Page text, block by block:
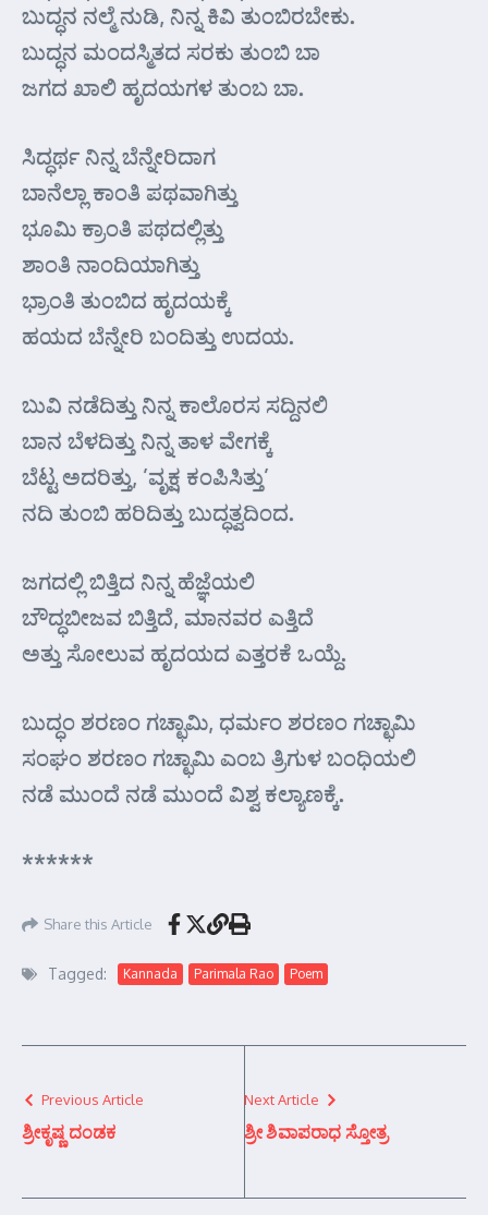
ಬುದ್ಧನ ನಲ್ಮೆ ನುಡಿ, ನಿನ್ನ ಕಿವಿ ತುಂಬಿರಬೇಕು.
ಬುದ್ಧನ ಮಂದಸ್ಮಿತದ ಸರಕು ತುಂಬಿ ಬಾ
ಜಗದ ಖಾಲಿ ಹೃದಯಗಳ ತುಂಬ ಬಾ.
ಸಿದ್ಧರ್ಥ ನಿನ್ನ ಬೆನ್ನೇರಿದಾಗ
ಬಾನೆಲ್ಲಾ ಕಾಂತಿ ಪಥವಾಗಿತ್ತು
ಭೂಮಿ ಕ್ರಾಂತಿ ಪಥದಲ್ಲಿತ್ತು
ಶಾಂತಿ ನಾಂದಿಯಾಗಿತ್ತು
ಭ್ರಾಂತಿ ತುಂಬಿದ ಹೃದಯಕ್ಕೆ
ಹಯದ ಬೆನ್ನೇರಿ ಬಂದಿತ್ತು ಉದಯ.
ಬುವಿ ನಡೆದಿತ್ತು ನಿನ್ನ ಕಾಲೊರಸ ಸದ್ದಿನಲಿ
ಬಾನ ಬೆಳದಿತ್ತು ನಿನ್ನ ತಾಳ ವೇಗಕ್ಕೆ
ಬೆಟ್ಟ ಅದರಿತ್ತು, ’ವೃಕ್ಷ ಕಂಪಿಸಿತ್ತು’
ನದಿ ತುಂಬಿ ಹರಿದಿತ್ತು ಬುದ್ಧತ್ವದಿಂದ.
ಜಗದಲ್ಲಿ ಬಿತ್ತಿದ ನಿನ್ನ ಹೆಜ್ಞೆಯಲಿ
ಬೌದ್ಧಬೀಜವ ಬಿತ್ತಿದೆ, ಮಾನವರ ಎತ್ತಿದೆ
ಅತ್ತು ಸೋಲುವ ಹೃದಯದ ಎತ್ತರಕೆ ಒಯ್ದೆ.
ಬುದ್ಧಂ ಶರಣಂ ಗಚ್ಛಾಮಿ, ಧರ್ಮಂ ಶರಣಂ ಗಚ್ಛಾಮಿ
ಸಂಘಂ ಶರಣಂ ಗಚ್ಛಾಮಿ ಎಂಬ ತ್ರಿಗುಳ ಬಂಧಿಯಲಿ
ನಡೆ ಮುಂದೆ ನಡೆ ಮುಂದೆ ವಿಶ್ವ ಕಲ್ಯಾಣಕ್ಕೆ.
******
Share this Article
Tagged: Kannada Parimala Rao Poem
Previous Article
ಶ್ರೀಕೃಷ್ಣ ದಂಡಕ
Next Article
ಶ್ರೀ ಶಿವಾಪರಾಧ ಸ್ತೋತ್ರ